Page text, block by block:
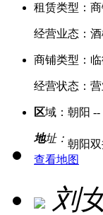
租赁类型：
经营业态：
商铺类型：
经营状态：
区域： 朝阳 --
地址： 朝阳
查看地图
刘